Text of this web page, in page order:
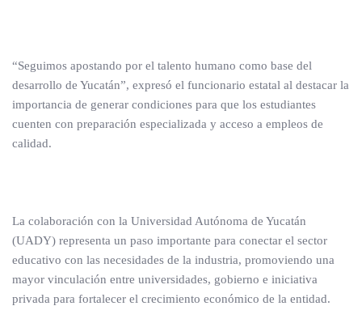
“Seguimos apostando por el talento humano como base del
desarrollo de Yucatán”, expresó el funcionario estatal al destacar la
importancia de generar condiciones para que los estudiantes
cuenten con preparación especializada y acceso a empleos de
calidad.
La colaboración con la Universidad Autónoma de Yucatán
(UADY) representa un paso importante para conectar el sector
educativo con las necesidades de la industria, promoviendo una
mayor vinculación entre universidades, gobierno e iniciativa
privada para fortalecer el crecimiento económico de la entidad.